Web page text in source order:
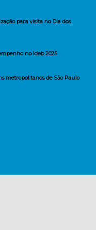
para visita no Dia dos
no Ideb 2025
metropolitanos de São Paulo